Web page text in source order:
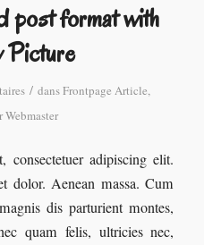
post format with
Picture
/ dansFrontpage Article,
Webmaster
adipiscing elit.
dolor. Aenean massa. Cum
dis parturient montes,
quam felis, ultricies nec,